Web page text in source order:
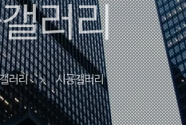
러리
러리 chevron_right 시공갤러리